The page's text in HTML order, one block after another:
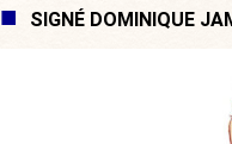
SIGNÉ DOMINIQUE